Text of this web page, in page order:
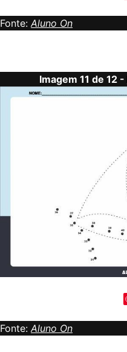
Fonte: Aluno On
Imagem 11 de 12 -
Fonte: Aluno On